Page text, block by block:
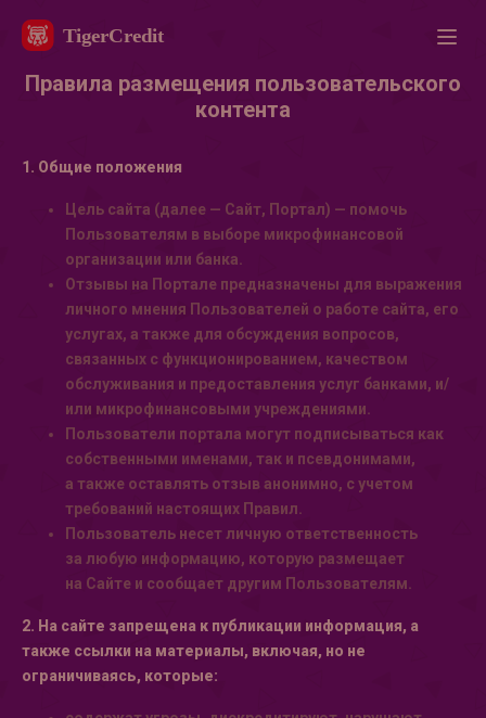
Правила размещения пользовательского
контента
1. Общие положения
Цель сайта (далее — Сайт, Портал) — помочь
Пользователям в выборе микрофинансовой
организации или банка.
Отзывы на Портале предназначены для выражения
личного мнения Пользователей о работе сайта, его
услугах, а также для обсуждения вопросов,
связанных с функционированием, качеством
обслуживания и предоставления услуг банками, и/
или микрофинансовыми учреждениями.
Пользователи портала могут подписываться как
собственными именами, так и псевдонимами,
а также оставлять отзыв анонимно, с учетом
требований настоящих Правил.
Пользователь несет личную ответственность
за любую информацию, которую размещает
на Сайте и сообщает другим Пользователям.
2. На сайте запрещена к публикации информация, а
также ссылки на материалы, включая, но не
ограничиваясь, которые: